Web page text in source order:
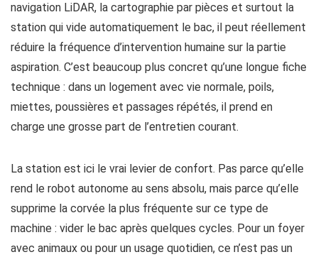
navigation LiDAR, la cartographie par pièces et surtout la
station qui vide automatiquement le bac, il peut réellement
réduire la fréquence d’intervention humaine sur la partie
aspiration. C’est beaucoup plus concret qu’une longue fiche
technique : dans un logement avec vie normale, poils,
miettes, poussières et passages répétés, il prend en
charge une grosse part de l’entretien courant.
La station est ici le vrai levier de confort. Pas parce qu’elle
rend le robot autonome au sens absolu, mais parce qu’elle
supprime la corvée la plus fréquente sur ce type de
machine : vider le bac après quelques cycles. Pour un foyer
avec animaux ou pour un usage quotidien, ce n’est pas un